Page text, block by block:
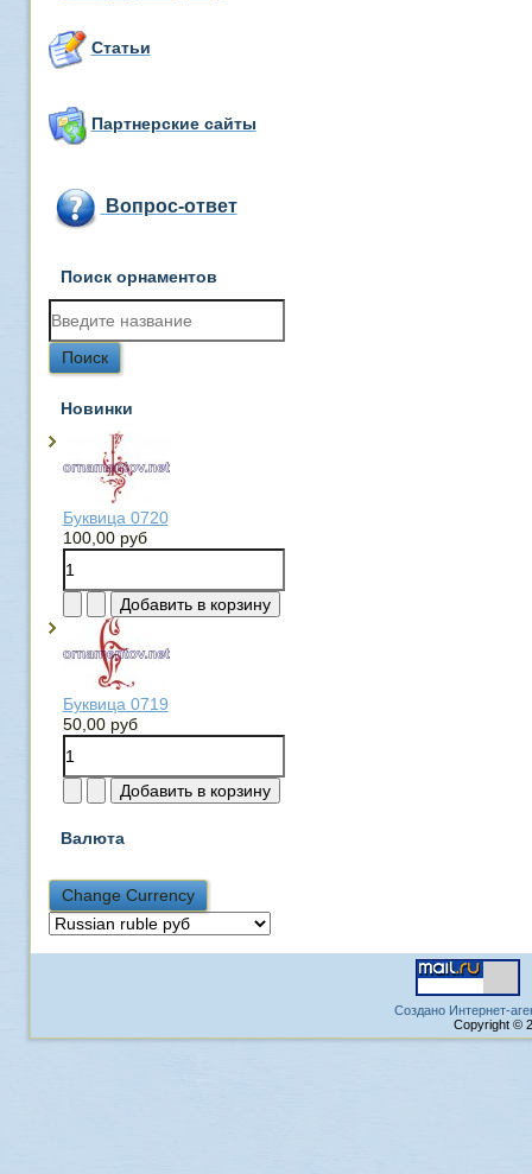
Статьи
Партнерские сайты
Вопрос-ответ
Поиск орнаментов
Новинки
Буквица 0720
100,00 руб
Буквица 0719
50,00 руб
Валюта
Создано Интернет-
Copyright ©